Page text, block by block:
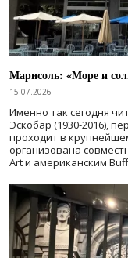
Марисоль: «Море и
15.07.2026
Именно так сегодня
Эскобар (1930-2016),
проходит в
организована
Art и американским